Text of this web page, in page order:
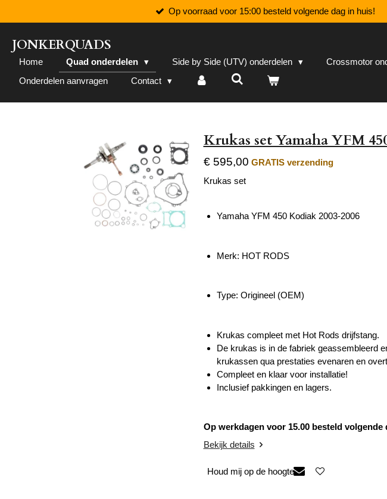
direct
naar
de
hoofdinhoud
Op voorraad voor 15:00 besteld volgende dag in huis!
JONKERQUADS
Home Quad onderdelen Side by Side (UTV) onderdelen Crossmotor
Onderdelen aanvragen
Contact
Krukas set Yamaha YFM
€ 595,00 GRATIS verzending
Krukas set
Yamaha YFM 450 Kodiak 2003-2006
Merk: HOT RODS
Type: Origineel (OEM)
Krukas compleet met Hot Rods drijfstang.
De krukas is in de fabriek geassembleerd
krukassen qua prestaties evenaren en
Compleet en klaar voor installatie!
Inclusief pakkingen en lagers.
Op werkdagen voor 15.00 besteld volgende
Bekijk details
Houd mij op de hoogte